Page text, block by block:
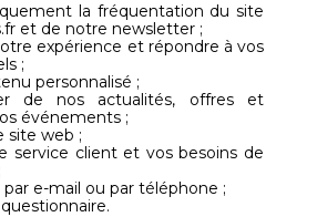
la fréquentation du site
et de notre newsletter ;
expérience et répondre à vos
;
personnalisé ;
de nos actualités, offres et
événements ;
site web ;
service client et vos besoins de
par e-mail ou par téléphone ;